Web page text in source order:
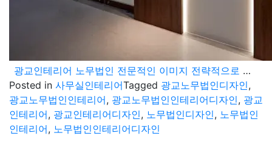
광교인테리어 노무법인 전문적인 이미지 전략적으로 담은 디자인
Posted in 사무실인테리어Tagged 광교노무법인디자인,
광교노무법인인테리어, 광교노무법인인테리어디자인, 광교
인테리어, 광교인테리어디자인, 노무법인디자인, 노무법인
인테리어, 노무법인인테리어디자인